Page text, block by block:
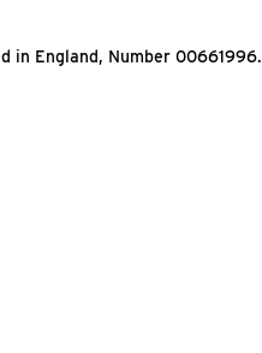
in England, Number 00661996.